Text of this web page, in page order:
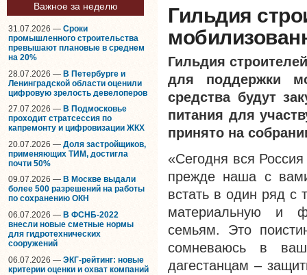
Важное за неделю
31.07.2026 — Сроки
промышленного строительства
превышают плановые в среднем
на 20%
28.07.2026 — В Петербурге и
Ленинградской области оценили
цифровую зрелость девелоперов
27.07.2026 — В Подмосковье
проходит стратсессия по
капремонту и цифровизации ЖКХ
20.07.2026 — Доля застройщиков,
применяющих ТИМ, достигла
почти 50%
09.07.2026 — В Москве выдали
более 500 разрешений на работы
по сохранению ОКН
06.07.2026 — В ФСНБ-2022
внесли новые сметные нормы
для гидротехнических
сооружений
06.07.2026 — ЭКГ-рейтинг: новые
критерии оценки и охват компаний
Гильдия
Гильдия
для поддержки
средства будут
питания для
принято на
«Сегодня вся
прежде наша с
встать в один ряд с
материальную и
семьям. Это
сомневаюсь в
дагестанцам –